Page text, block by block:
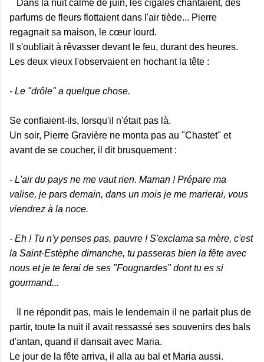
Dans la nuit calme de juin, les cigales chantaient, des
parfums de fleurs flottaient dans l'air tiède... Pierre
regagnait sa maison, le cœur lourd.
Il s'oubliait à rêvasser devant le feu, durant des heures.
Les deux vieux l'observaient en hochant la tête :
- Le "drôle" a quelque chose.
Se confiaient-ils, lorsqu'il n'était pas là.
Un soir, Pierre Gravière ne monta pas au "Chastet" et
avant de se coucher, il dit brusquement :
- L'air du pays ne me vaut rien. Maman ! Prépare ma
valise, je pars demain, dans un mois je me marierai, vous
viendrez à la noce.
- Eh ! Tu n'y penses pas, pauvre ! S'exclama sa mère, c'est
la Saint-Estèphe dimanche, tu passeras bien la fête avec
nous et je te ferai de ses "Fougnardes" dont tu es si
gourmand...
Il ne répondit pas, mais le lendemain il ne parlait plus de
partir, toute la nuit il avait ressassé ses souvenirs des bals
d'antan, quand il dansait avec Maria.
Le jour de la fête arriva, il alla au bal et Maria aussi.